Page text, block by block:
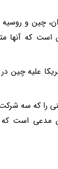
چین و روسیه
که آنها
علیه چین
را که سه
مدعی است